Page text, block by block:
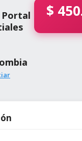
Portal
$